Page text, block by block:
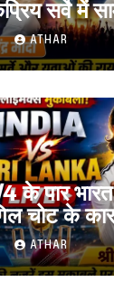
सर्वे में
ATHAR
के पार
चोट के
ATHAR